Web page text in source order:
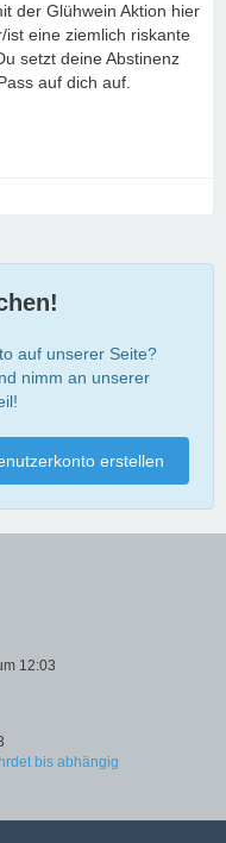
der Glühwein Aktion hier
eine ziemlich riskante
setzt deine Abstinenz
auf dich auf.
auf unserer Seite?
nimm an unserer
erstellen
12:03
bis abhängig